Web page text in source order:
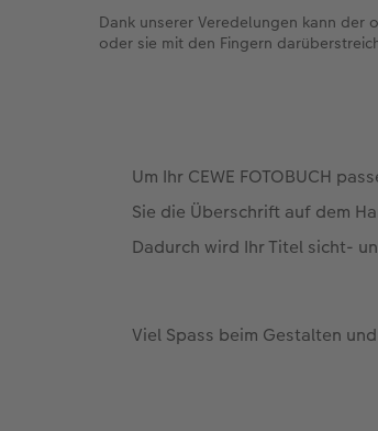
Dank unserer Veredelungen kann
oder sie mit den Fingern
Um Ihr CEWE FOTOBUCH
Sie die Überschrift auf dem
Dadurch wird Ihr Titel sicht-
Viel Spass beim Gestalten